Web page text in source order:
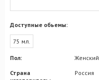
Доступные обьемы:
75 мл.
Пол:
Женский
Страна
Россия